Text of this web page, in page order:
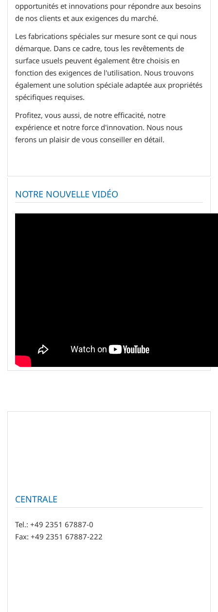
opportunités et innovations pour répondre aux besoins
de nos clients et aux exigences du marché.
Les fabrications spéciales sur mesure sont ce qui nous
démarque. Dans ce cadre, tous les revêtements de
surface usuels peuvent également être choisis en
fonction des exigences de l'utilisation. Nous trouvons
également une solution spéciale adaptée aux propriétés
spécifiques requises.
Profitez, vous aussi, de notre efficacité, notre
expérience et notre force d'innovation. Nous nous
ferons un plaisir de vous conseiller en détail.
NOTRE NOUVELLE VIDÉO
CENTRALE
Tel.: +49 2351 67887-0
Fax: +49 2351 67887-222